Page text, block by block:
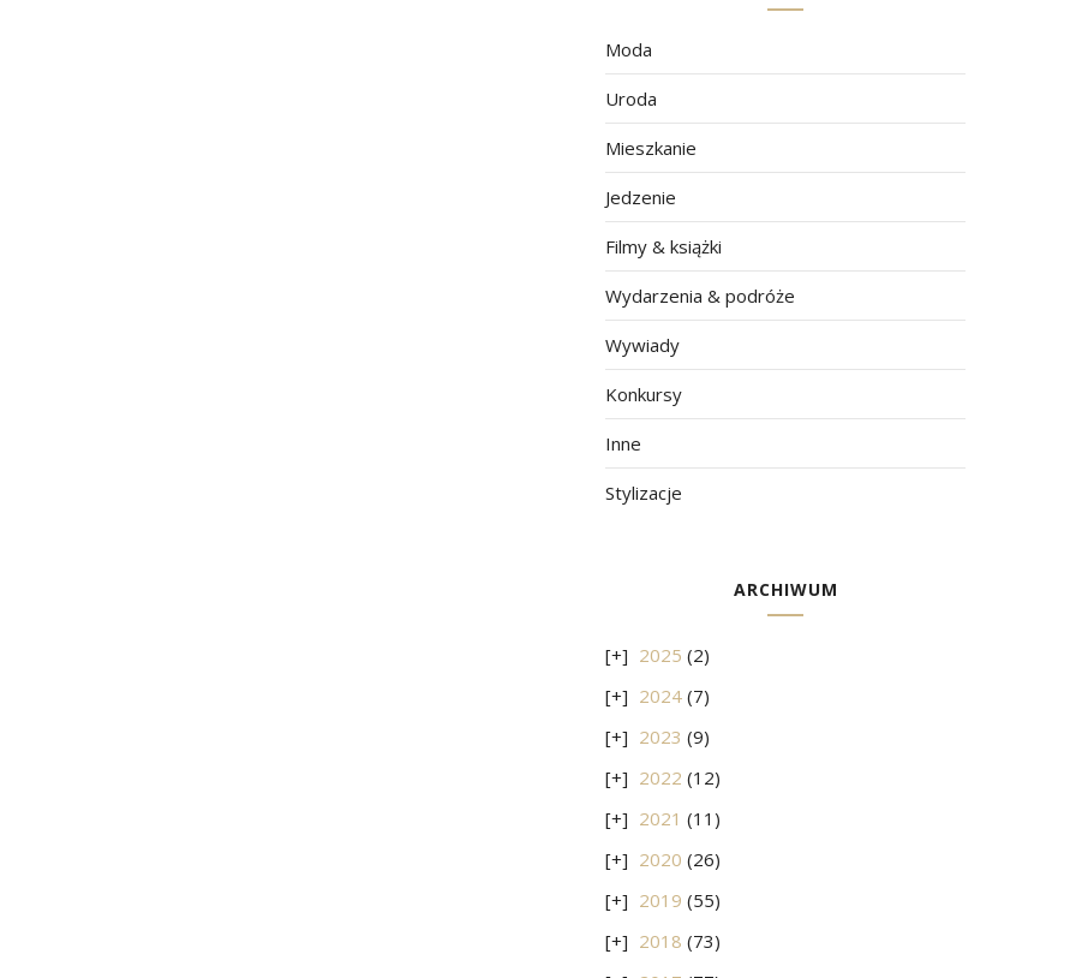
Moda
Uroda
Mieszkanie
Jedzenie
Filmy & książki
Wydarzenia & podróże
Wywiady
Konkursy
Inne
Stylizacje
ARCHIWUM
2025 (2)
2024 (7)
2023 (9)
2022 (12)
2021 (11)
2020 (26)
2019 (55)
2018 (73)